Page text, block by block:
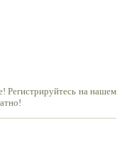
Регистрируйтесь на нашем